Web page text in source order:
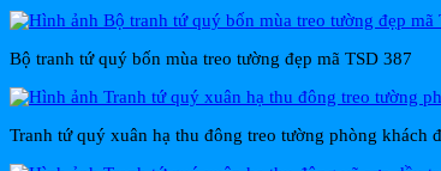
Bộ tranh tứ quý bốn mùa treo tường đẹp mã TSD 387
Tranh tứ quý xuân hạ thu đông treo tường phòng khách